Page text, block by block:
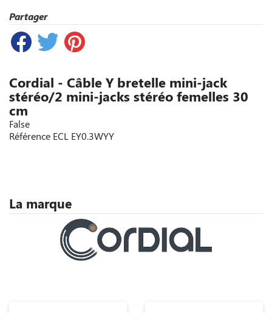
Partager
Cordial - Câble Y bretelle mini-jack
stéréo/2 mini-jacks stéréo femelles 30
cm
False
Référence ECL EY0.3WYY
La marque